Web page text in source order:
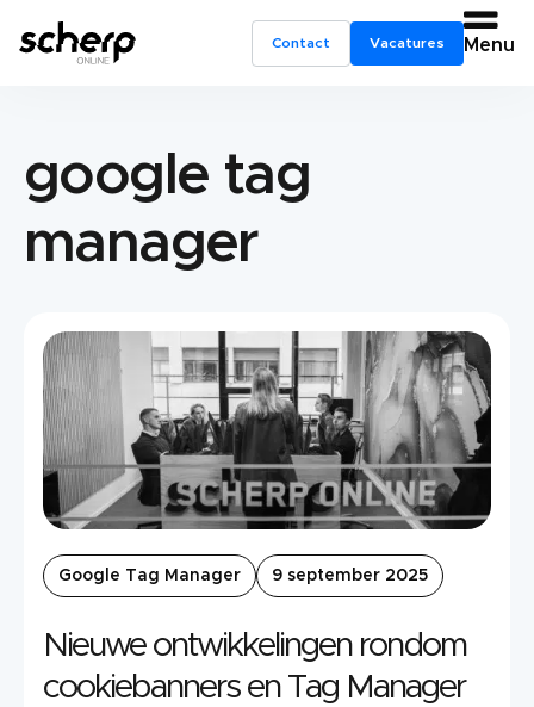
Contact Vacatures Menu
google tag
manager
Google Tag Manager 9 september 2025
Nieuwe ontwikkelingen rondom
cookiebanners en Tag Manager